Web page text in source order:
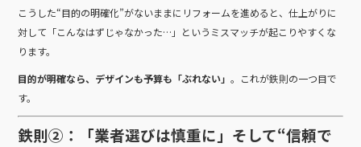
こうした“目的の明確化”がないままにリフォームを進めると、仕上がりに
対して「こんなはずじゃなかった…」というミスマッチが起こりやすくな
ります。
目的が明確なら、デザインも予算も「ぶれない」。これが鉄則の一つ目で
す。
鉄則②：「業者選びは慎重に」そして“信頼で